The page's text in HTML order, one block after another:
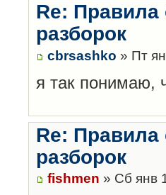
Re:
разборок
cbrsashko » Пт
я так понимаю,
Re:
разборок
fishmen » Сб янв